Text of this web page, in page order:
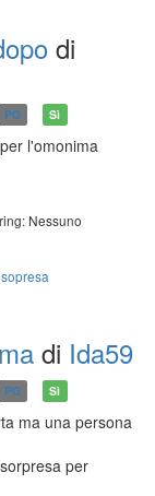
di
PG Sì
l'omonima
Nessuno
di Ida59
PG Sì
ma una persona
per